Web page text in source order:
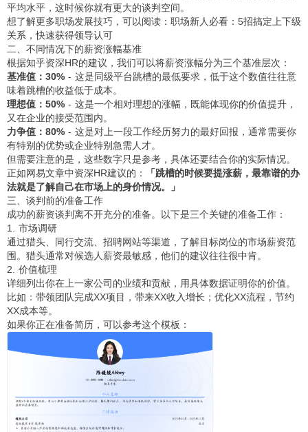
平均水平，这时候你就有更大的谈判空间。
想了解更多职场发展技巧，可以阅读： 职场新人必看：5招搞定上下级
关系，快速获得领导认可
二、不同情况下的薪资涨幅基准
根据知乎资深HR的建议，我们可以将薪资涨幅分为三个基准层次：
基准值：30% - 这是同级平台跳槽的最低要求，低于这个数值往往意
味着跳槽的收益低于成本。
理想值：50% - 这是一个相对理想的涨幅，既能体现你的价值提升，
又在企业的接受范围内。
力争值：80% - 这是对上一段工作经历努力的最好回报，通常需要你
有特别的优势或企业特别急需人才。
但需要注意的是，这些数字只是参考，具体还要结合你的实际情况。
正如网易文章中资深HR建议的：
「跳槽的时候要提涨薪，最靠谱的办
法就是了解自己在市场上的身价情况。」
三、谈判前的准备工作
成功的薪资谈判离不开充分的准备。以下是三个关键的准备工作：
1. 市场调研
通过猎头、同行交流、招聘网站等渠道，了解目标岗位的市场薪资范
围。猎头通常对候选人薪资最敏感，他们的建议往往很中肯。
2. 价值梳理
详细列出你在上一家公司的业绩和贡献，用具体数据证明你的价值。
比如：带领团队完成XX项目，带来XX收入增长；优化XX流程，节约
XX成本等。
如果你正在准备简历，可以参考这个模板：